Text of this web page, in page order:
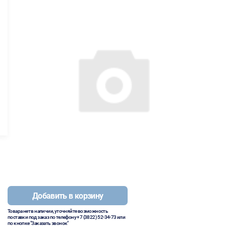
Добавить в корзину
Товара нет в наличии, уточняйте возможность
поставки под заказ по телефону+7 (3822) 52-34-73или
по кнопке "Заказать звонок"